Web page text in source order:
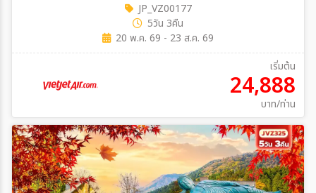
JP_VZ00177
5วัน 3คืน
20 พ.ค. 69 - 23 ส.ค. 69
เริ่มต้น
24,888
บาท/ท่าน